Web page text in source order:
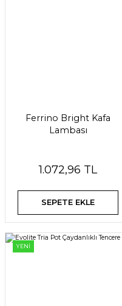
Ferrino Bright Kafa
Lambası
1.072,96 TL
SEPETE EKLE
YENİ